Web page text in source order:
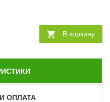
В корзину
ОПЛАТА